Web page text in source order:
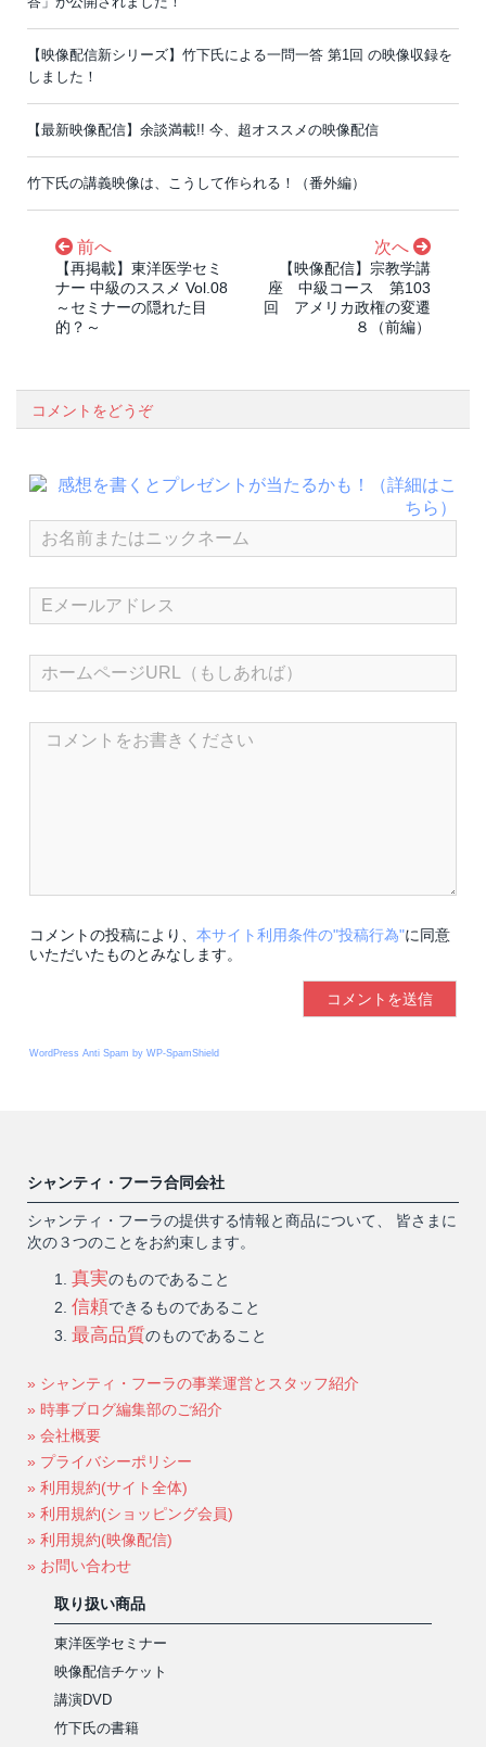
【映像配信新シリーズ】竹下氏による一問一答 第1回 の映像収録を
しました！
【最新映像配信】余談満載!! 今、超オススメの映像配信
竹下氏の講義映像は、こうして作られる！（番外編）
前へ
【再掲載】東洋医学セミ
ナー 中級のススメ Vol.08
～セミナーの隠れた目
的？～
次へ
【映像配信】宗教学講
座 中級コース 第103
回 アメリカ政権の変遷
８（前編）
コメントをどうぞ
コメントの投稿により、 本サイト利用条件の"投稿行為"に同意
いただいたものとみなします。
WordPress Anti Spam by WP-SpamShield
シャンティ・フーラ合同会社
シャンティ・フーラの提供する情報と商品について、 皆さまに
次の３つのことをお約束します。
真実のものであること
信頼できるものであること
最高品質のものであること
» シャンティ・フーラの事業運営とスタッフ紹介
» 時事ブログ編集部のご紹介
» 会社概要
» プライバシーポリシー
» 利用規約(サイト全体)
» 利用規約(ショッピング会員)
» 利用規約(映像配信)
» お問い合わせ
取り扱い商品
東洋医学セミナー
映像配信チケット
講演DVD
竹下氏の書籍